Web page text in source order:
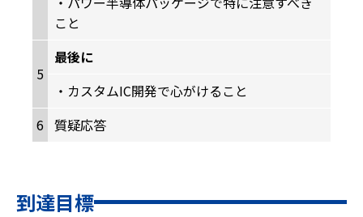
こと
5
最後に
・カスタムIC開発で心がけること
6 質疑応答
到達目標